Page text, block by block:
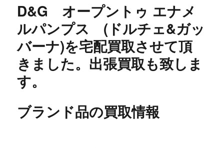
D&G オープントゥ エナメ
ルパンプス (ドルチェ&ガッ
バーナ)を宅配買取させて頂
きました。出張買取も致しま
す。
ブランド品の買取情報